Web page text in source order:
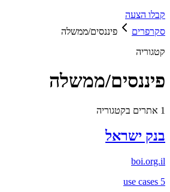
קבלו הצעה
סקרפרים
פיננסים/ממשלה
קטגוריה
פיננסים/ממשלה
1 אתרים בקטגוריה
בנק ישראל
boi.org.il
5